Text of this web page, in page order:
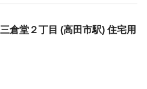
倉堂２丁目 (高田市駅) 住宅用